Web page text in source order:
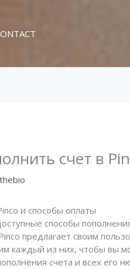
счет в
и способы оплаты
способы
предлагает своим
каждый из них, чтобы вы
счета и всех его